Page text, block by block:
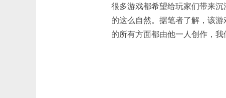
很多游戏都希望给玩家们带来
的这么自然。据笔者了解，该
的所有方面都由他一人创作，